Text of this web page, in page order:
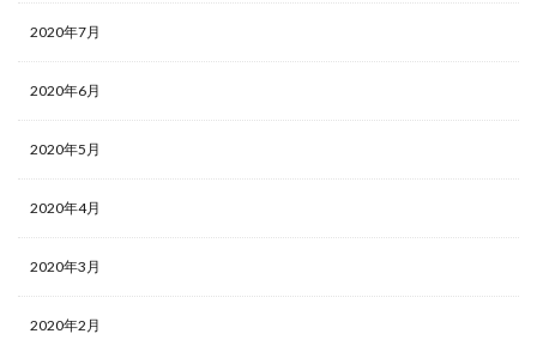
2020年7月
2020年6月
2020年5月
2020年4月
2020年3月
2020年2月